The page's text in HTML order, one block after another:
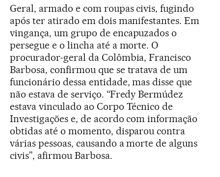
Geral, armado e com roupas civis, fugindo
após ter atirado em dois manifestantes. Em
vingança, um grupo de encapuzados o
persegue e o lincha até a morte. O
procurador-geral da Colômbia, Francisco
Barbosa, confirmou que se tratava de um
funcionário dessa entidade, mas disse que
não estava de serviço. “Fredy Bermúdez
estava vinculado ao Corpo Técnico de
Investigações e, de acordo com informação
obtidas até o momento, disparou contra
várias pessoas, causando a morte de alguns
civis”, afirmou Barbosa.